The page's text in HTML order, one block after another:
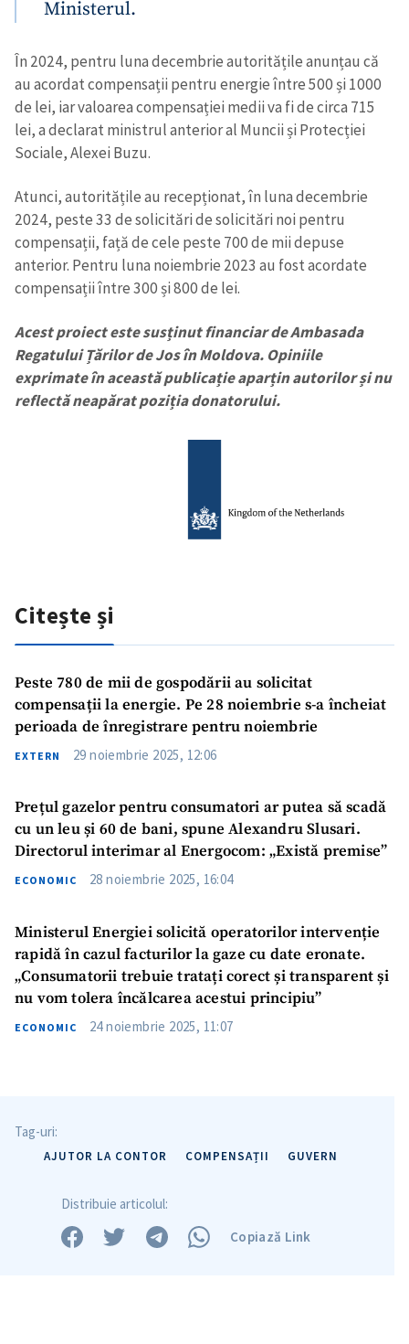
Trimite o informație
Despre ZdG
in English
на русском
Ministerul.
În 2024, pentru luna decembrie autoritățile anunțau că
au acordat compensații pentru energie între 500 și 1000
de lei, iar valoarea compensației medii va fi de circa 715
lei, a declarat ministrul anterior al Muncii și Protecției
Sociale, Alexei Buzu.
Atunci, autoritățile au recepționat, în luna decembrie
2024, peste 33 de solicitări de solicitări noi pentru
compensații, față de cele peste 700 de mii depuse
anterior. Pentru luna noiembrie 2023 au fost acordate
compensații între 300 și 800 de lei.
Acest proiect este susținut financiar de Ambasada
Regatului Țărilor de Jos în Moldova. Opiniile
exprimate în această publicație aparțin autorilor și nu
reflectă neapărat poziția donatorului.
Citește și
Peste 780 de mii de gospodării au solicitat
compensații la energie. Pe 28 noiembrie s-a încheiat
perioada de înregistrare pentru noiembrie
EXTERN 29 noiembrie 2025, 12:06
Prețul gazelor pentru consumatori ar putea să scadă
cu un leu și 60 de bani, spune Alexandru Slusari.
Directorul interimar al Energocom: „Există premise”
ECONOMIC 28 noiembrie 2025, 16:04
Ministerul Energiei solicită operatorilor intervenție
rapidă în cazul facturilor la gaze cu date eronate.
„Consumatorii trebuie tratați corect și transparent și
nu vom tolera încălcarea acestui principiu”
ECONOMIC 24 noiembrie 2025, 11:07
Tag-uri:
AJUTOR LA CONTOR COMPENSAȚII GUVERN
Distribuie articolul:
Copiază Link